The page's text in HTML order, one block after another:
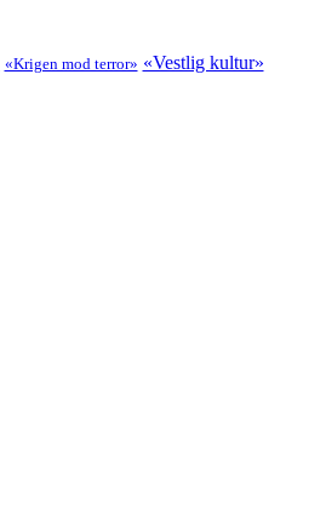
«Krigen mod terror» «Vestlig kultur»